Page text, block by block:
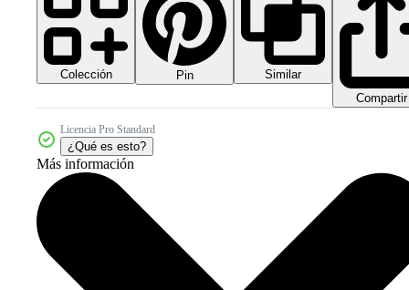
Colección Pin
Similar
Compartir
Licencia Pro Standard
¿Qué es esto?
Más información